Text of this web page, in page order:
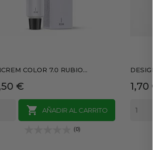
COLOR 7.0 RUBIO...
€

AÑADIR AL CARRITO
(0)
1,70